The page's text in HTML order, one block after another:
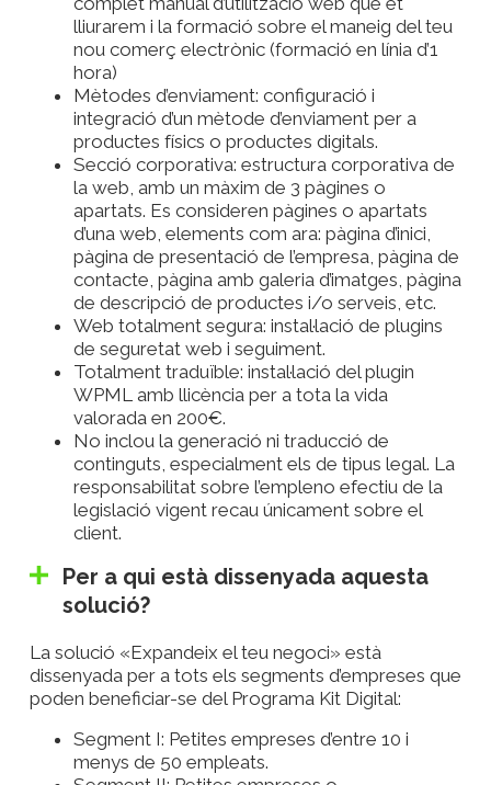
lliurarem i la formació sobre el maneig del teu
nou comerç electrònic (formació en línia d’1
hora)
Mètodes d’enviament: configuració i
integració d’un mètode d’enviament per a
productes físics o productes digitals.
Secció corporativa: estructura corporativa de
la web, amb un màxim de 3 pàgines o
apartats. Es consideren pàgines o apartats
d’una web, elements com ara: pàgina d’inici,
pàgina de presentació de l’empresa, pàgina de
contacte, pàgina amb galeria d’imatges, pàgina
de descripció de productes i/o serveis, etc.
Web totalment segura: instal·lació de plugins
de seguretat web i seguiment.
Totalment traduïble: instal·lació del plugin
WPML amb llicència per a tota la vida
valorada en 200€.
No inclou la generació ni traducció de
continguts, especialment els de tipus legal. La
responsabilitat sobre l’empleno efectiu de la
legislació vigent recau únicament sobre el
client.
Per a qui està dissenyada aquesta
solució?
La solució «Expandeix el teu negoci» està
dissenyada per a tots els segments d’empreses que
poden beneficiar-se del Programa Kit Digital:
Segment I: Petites empreses d’entre 10 i
menys de 50 empleats.